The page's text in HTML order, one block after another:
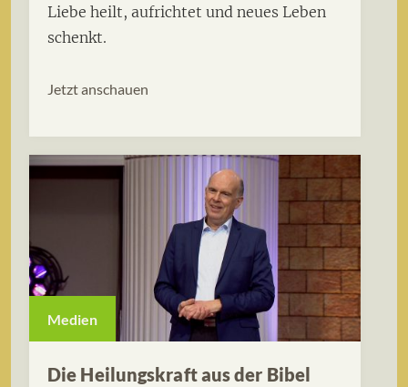
Liebe heilt, aufrichtet und neues Leben
schenkt.
Jetzt anschauen
Medien
Die Heilungskraft aus der Bibel